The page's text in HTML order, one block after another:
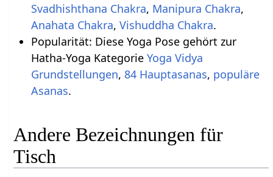
Svadhishthana Chakra, Manipura Chakra,
Anahata Chakra, Vishuddha Chakra.
Popularität: Diese Yoga Pose gehört zur
Hatha-Yoga Kategorie Yoga Vidya
, 84 Hauptasanas, populäre
Asanas.
Andere Bezeichnungen für
Tisch